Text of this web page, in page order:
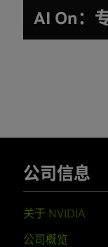
AI On：
公司信息
关于 NVIDIA
公司概览